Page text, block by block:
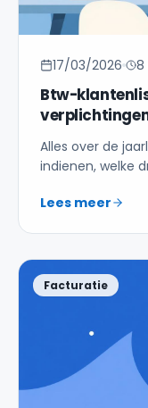
17/03/2026 8
Btw-
Alles over de
indienen, welke
ondernemingen
Lees meer
Facturatie